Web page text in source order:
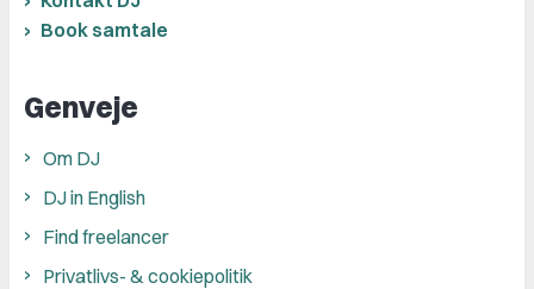
Book samtale
Genveje
Om DJ
DJ in English
Find freelancer
Privatlivs- & cookiepolitik